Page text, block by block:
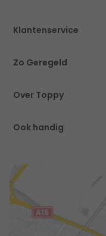
Klantenservice
Zo Geregeld
Over Toppy
Ook handig